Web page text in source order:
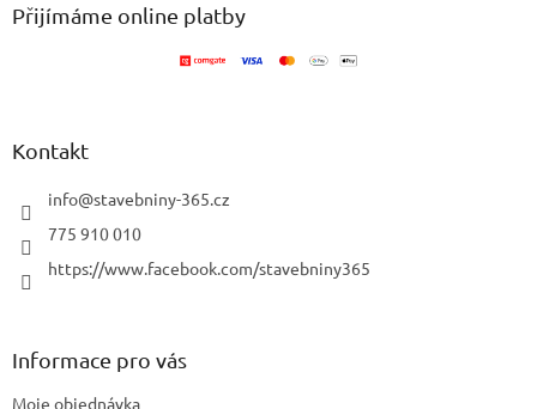
Přijímáme online platby
Kontakt
info@stavebniny-365.cz
775 910 010
https://www.facebook.com/stavebniny365
Informace pro vás
Moje objednávka